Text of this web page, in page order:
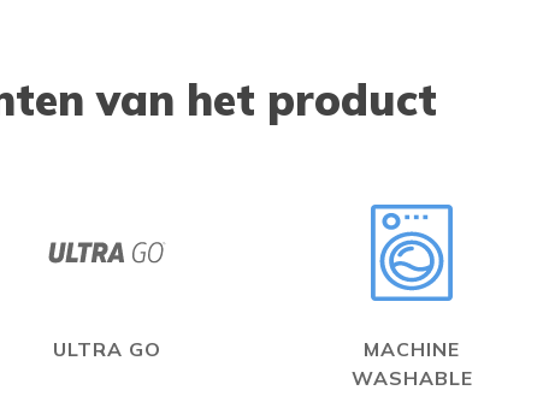
van het product
ULTRA GO
MACHINE
WASHABLE